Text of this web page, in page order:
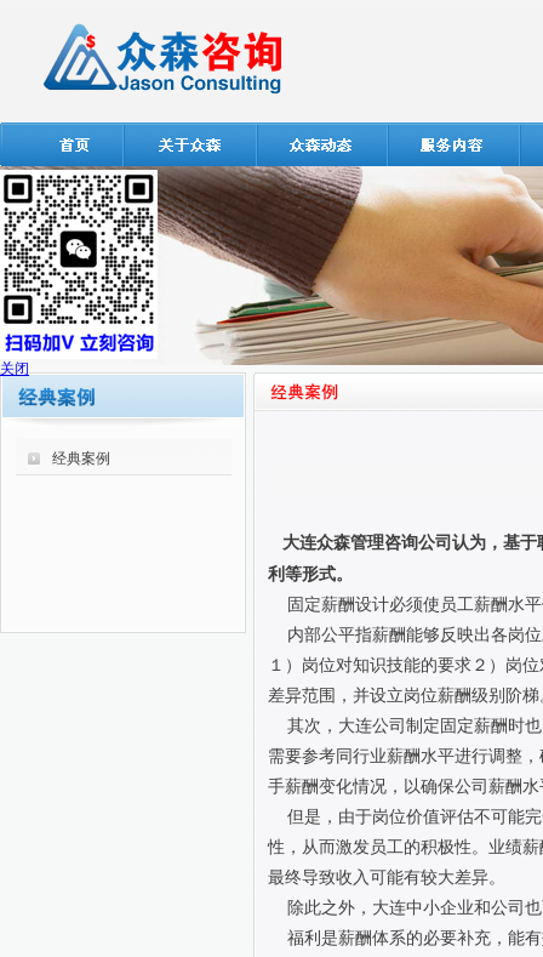
经典案例
大连众森管理咨询公司认为，基
利等形式。
固定薪酬设计必须使员工薪酬水
内部公平指薪酬能够反映出各岗
１）岗位对知识技能的要求２）岗
差异范围，并设立岗位薪酬级别阶
其次，大连公司制定固定薪酬时
需要参考同行业薪酬水平进行调整
手薪酬变化情况，以确保公司薪酬
但是，由于岗位价值评估不可能
性，从而激发员工的积极性。业绩
最终导致收入可能有较大差异。
除此之外，大连中小企业和公司
福利是薪酬体系的必要补充，能
关闭